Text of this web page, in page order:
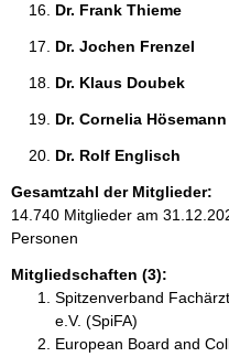
Dr. Frank Thieme
Dr. Jochen Frenzel
Dr. Klaus Doubek
Dr. Cornelia Hösemann
Dr. Rolf Englisch
Gesamtzahl der Mitglieder:
14.740 Mitglieder am
Personen
Mitgliedschaften (3):
Spitzenverband
e.V. (SpiFA)
European Board and